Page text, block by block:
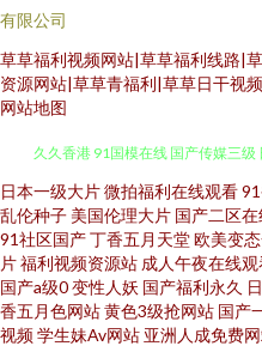
有限公司
草草福利视频网站|草草福利线路|
资源网站|草草青福利|草草日干视
网站地图
欧美性爱A片 伊人白虎五月天 伊人
久久香港 91国模在线 国产传媒三级
费9 久久不射一区 婷婷5月激情网
日本一级大片微拍福利在线观看
乱伦种子 美国伦理大片 国产二区
91社区国产丁香五月天堂欧美变
片福利视频资源站 成人午夜在线观
国产a级0变性人妖 国产福利永久
香五月色网站黄色3级抢网站 国产
视频学生妹Av网站 亚洲人成免费